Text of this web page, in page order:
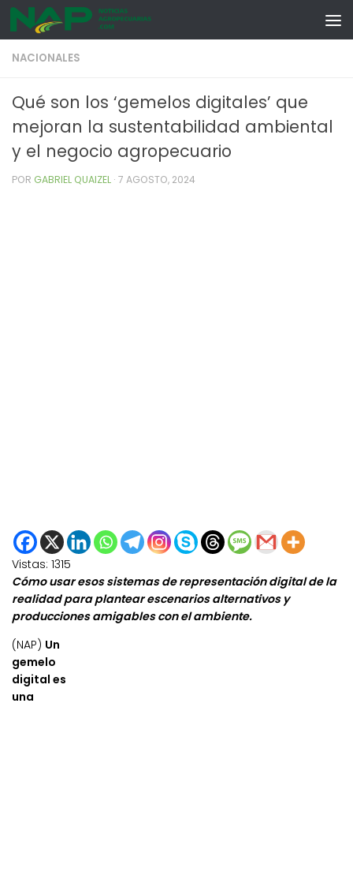
Skip to content
NACIONALES
Qué son los ‘gemelos digitales’ que
mejoran la sustentabilidad ambiental
y el negocio agropecuario
POR GABRIEL QUAIZEL · 7 AGOSTO, 2024
Vistas: 1315
Cómo usar esos sistemas de representación digital de la
realidad para plantear escenarios alternativos y
producciones amigables con el ambiente.
(NAP) Un
gemelo
digital es
una